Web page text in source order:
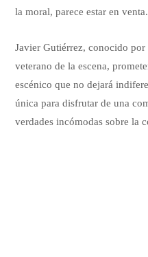
la moral, parece estar en venta.
Javier Gutiérrez, conocido
veterano de la escena,
escénico que no dejará
única para disfrutar de una
verdades incómodas sobre la